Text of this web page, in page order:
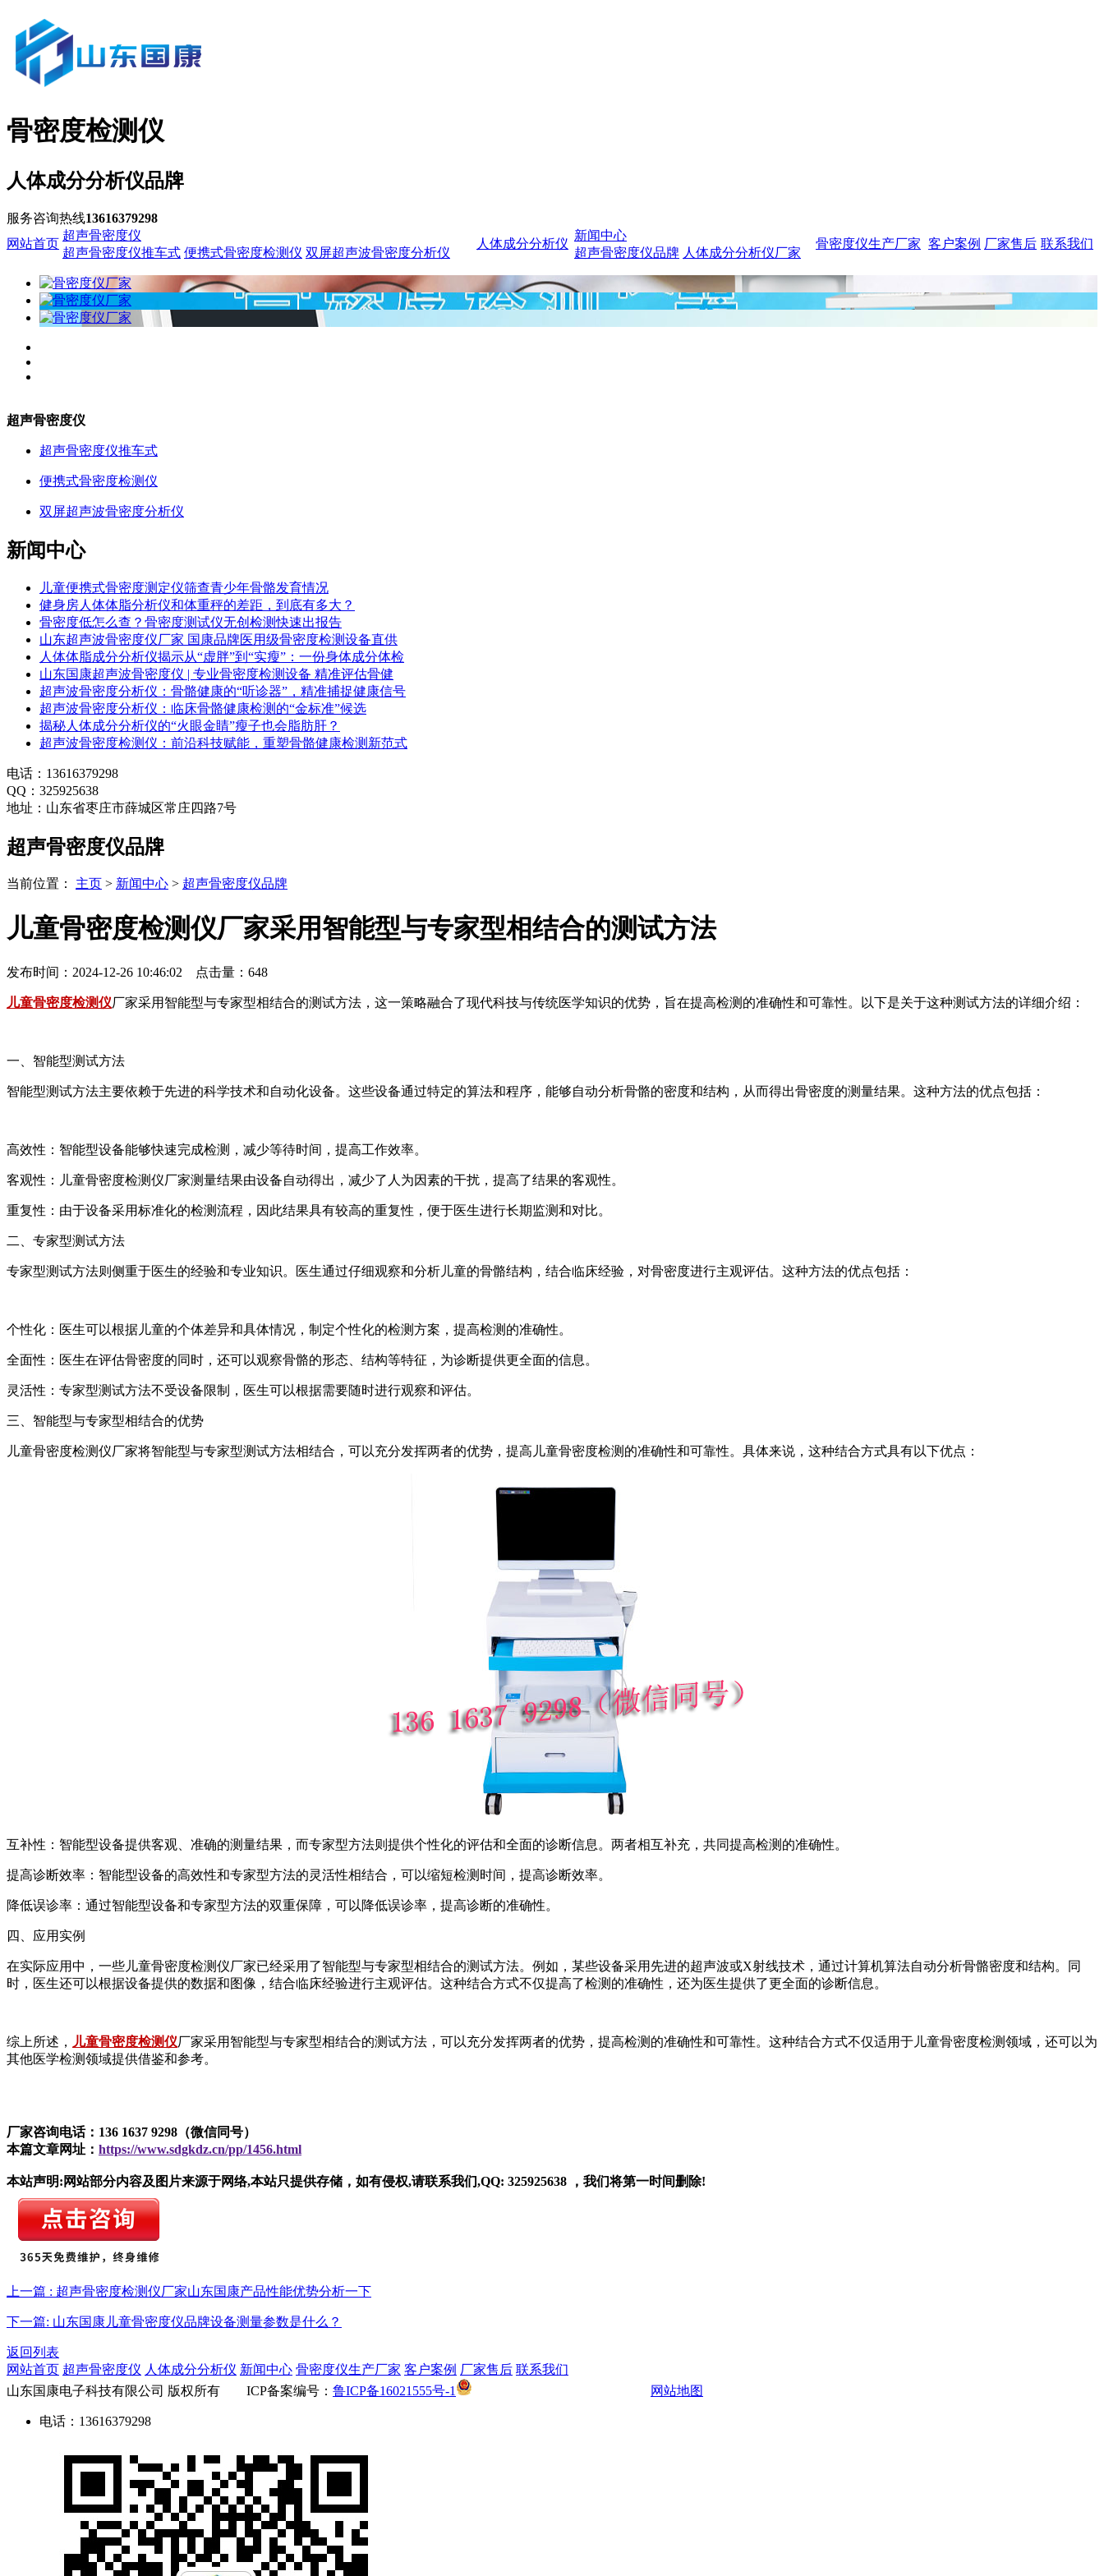
骨密度检测仪
人体成分分析仪品牌
服务咨询热线13616379298
网站首页
超声骨密度仪
超声骨密度仪推车式 便携式骨密度检测仪 双屏超声波骨密度分析仪
人体成分分析仪
新闻中心
超声骨密度仪品牌 人体成分分析仪厂家
骨密度仪生产厂家 客户案例 厂家售后 联系我们
超声骨密度仪
超声骨密度仪推车式
便携式骨密度检测仪
双屏超声波骨密度分析仪
新闻中心
儿童便携式骨密度测定仪筛查青少年骨骼发育情况
健身房人体体脂分析仪和体重秤的差距，到底有多大？
骨密度低怎么查？骨密度测试仪无创检测快速出报告
山东超声波骨密度仪厂家 国康品牌医用级骨密度检测设备直供
人体体脂成分分析仪揭示从“虚胖”到“实瘦”：一份身体成分体检
山东国康超声波骨密度仪 | 专业骨密度检测设备 精准评估骨健
超声波骨密度分析仪：骨骼健康的“听诊器”，精准捕捉健康信号
超声波骨密度分析仪：临床骨骼健康检测的“金标准”候选
揭秘人体成分分析仪的“火眼金睛”瘦子也会脂肪肝？
超声波骨密度检测仪：前沿科技赋能，重塑骨骼健康检测新范式
电话：13616379298
QQ：325925638
地址：山东省枣庄市薛城区常庄四路7号
超声骨密度仪品牌
当前位置： 主页 > 新闻中心 > 超声骨密度仪品牌
儿童骨密度检测仪厂家采用智能型与专家型相结合的测试方法
发布时间：2024-12-26 10:46:02 点击量： 648
儿童骨密度检测仪厂家采用智能型与专家型相结合的测试方法，这一策略融合了现代科技与传统医学知识的优势，旨在提高检测的准确性和可靠性。以下是关于这种测试方法的详细介绍：
一、智能型测试方法
智能型测试方法主要依赖于先进的科学技术和自动化设备。这些设备通过特定的算法和程序，能够自动分析骨骼的密度和结构，从而得出骨密度的测量结果。这种方法的优点包括：
高效性：智能型设备能够快速完成检测，减少等待时间，提高工作效率。
客观性：儿童骨密度检测仪厂家测量结果由设备自动得出，减少了人为因素的干扰，提高了结果的客观性。
重复性：由于设备采用标准化的检测流程，因此结果具有较高的重复性，便于医生进行长期监测和对比。
二、专家型测试方法
专家型测试方法则侧重于医生的经验和专业知识。医生通过仔细观察和分析儿童的骨骼结构，结合临床经验，对骨密度进行主观评估。这种方法的优点包括：
个性化：医生可以根据儿童的个体差异和具体情况，制定个性化的检测方案，提高检测的准确性。
全面性：医生在评估骨密度的同时，还可以观察骨骼的形态、结构等特征，为诊断提供更全面的信息。
灵活性：专家型测试方法不受设备限制，医生可以根据需要随时进行观察和评估。
三、智能型与专家型相结合的优势
儿童骨密度检测仪厂家将智能型与专家型测试方法相结合，可以充分发挥两者的优势，提高儿童骨密度检测的准确性和可靠性。具体来说，这种结合方式具有以下优点：
互补性：智能型设备提供客观、准确的测量结果，而专家型方法则提供个性化的评估和全面的诊断信息。两者相互补充，共同提高检测的准确性。
提高诊断效率：智能型设备的高效性和专家型方法的灵活性相结合，可以缩短检测时间，提高诊断效率。
降低误诊率：通过智能型设备和专家型方法的双重保障，可以降低误诊率，提高诊断的准确性。
四、应用实例
在实际应用中，一些儿童骨密度检测仪厂家已经采用了智能型与专家型相结合的测试方法。例如，某些设备采用先进的超声波或X射线技术，通过计算机算法自动分析骨骼密度和结构。同
时，医生还可以根据设备提供的数据和图像，结合临床经验进行主观评估。这种结合方式不仅提高了检测的准确性，还为医生提供了更全面的诊断信息。
综上所述， 儿童骨密度检测仪厂家采用智能型与专家型相结合的测试方法，可以充分发挥两者的优势，提高检测的准确性和可靠性。这种结合方式不仅适用于儿童骨密度检测领域，还可以为
其他医学检测领域提供借鉴和参考。
厂家咨询电话：136 1637 9298（微信同号）
本篇文章网址： https://www.sdgkdz.cn/pp/1456.html
本站声明:网站部分内容及图片来源于网络,本站只提供存储，如有侵权,请联系我们,QQ: 325925638 ，我们将第一时间删除!
上一篇 : 超声骨密度检测仪厂家山东国康产品性能优势分析一下
下一篇: 山东国康儿童骨密度仪品牌设备测量参数是什么？
返回列表
网站首页 超声骨密度仪 人体成分分析仪 新闻中心 骨密度仪生产厂家 客户案例 厂家售后 联系我们
山东国康电子科技有限公司 版权所有 ICP备案编号： 鲁ICP备16021555号-1 网站地图
电话：13616379298